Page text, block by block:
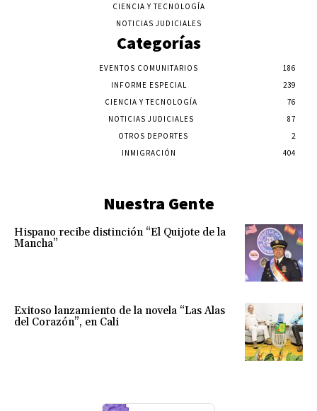
CIENCIA Y TECNOLOGÍA
NOTICIAS JUDICIALES
Categorías
EVENTOS COMUNITARIOS
186
INFORME ESPECIAL
239
CIENCIA Y TECNOLOGÍA
76
NOTICIAS JUDICIALES
87
OTROS DEPORTES
2
INMIGRACIÓN
404
Nuestra Gente
Hispano recibe distinción “El Quijote de la
Mancha”
Exitoso lanzamiento de la novela “Las Alas
del Corazón”, en Cali